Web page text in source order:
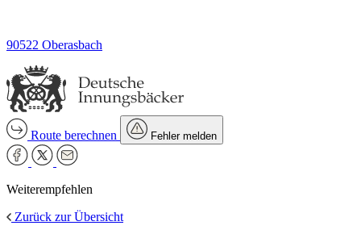
90522 Oberasbach
Route berechnen Fehler melden
Weiterempfehlen
Zurück zur Übersicht